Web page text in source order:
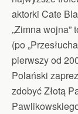
aktorki Cate
„Zimna wojna”
(po
pierwszy od
Polański
zdobyć Złotą